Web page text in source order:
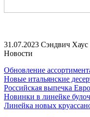
31.07.2023 Сэндвич Хаус
Новости
Обновление
Новые итальянские
Российская выпечка
Новинки в линейке
Линейка новых